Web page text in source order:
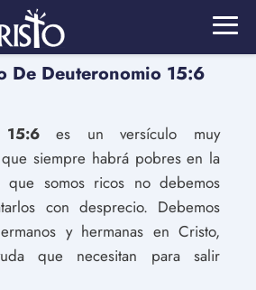
De Deuteronomio 15:6
15:6es un versículo muy
siempre habrá pobres en la
somos ricos no debemos
con desprecio. Debemos
y hermanas en Cristo,
que necesitan para salir